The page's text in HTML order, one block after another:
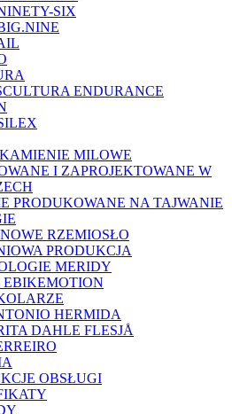
SIX
ENDURANCE
MILOWE
I ZAPROJEKTOWANE W
PRODUKOWANE NA TAJWANIE
RZEMIOSŁO
PRODUKCJA
MERIDY
HERMIDA
DAHLE FLESJÅ
OBSŁUGI